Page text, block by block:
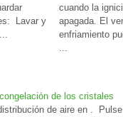
Lavar y
cuando la
apagada. El
enfriamiento
...
de los cristales
de aire en .